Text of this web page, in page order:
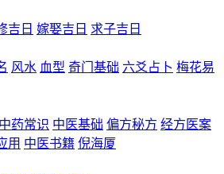
吉日 嫁娶吉日 求子吉日
风水 血型 奇门基础 六爻占卜 梅花易
中药常识 中医基础 偏方秘方 经方医案
用 中医书籍 倪海厦